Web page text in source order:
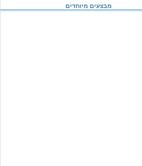
מבצעים מיוחדים